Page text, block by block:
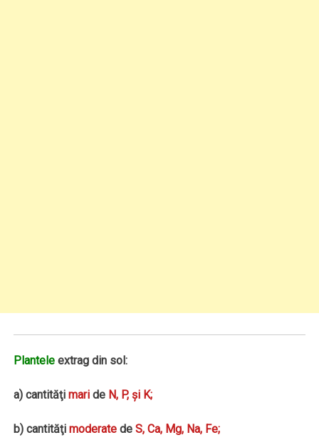
Plantele extrag din sol:
a) cantităţimari de N, P, şi K;
b) cantităţimoderate deS, Ca, Mg, Na, Fe;